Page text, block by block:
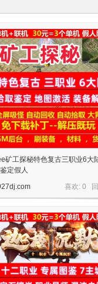
矿工探秘特色复古三职业6大
定假人
喜欢: 0